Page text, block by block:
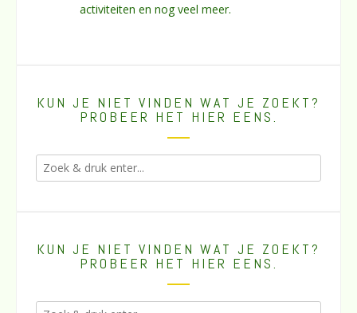
activiteiten en nog veel meer.
KUN JE NIET VINDEN WAT JE ZOEKT?
PROBEER HET HIER EENS.
KUN JE NIET VINDEN WAT JE ZOEKT?
PROBEER HET HIER EENS.